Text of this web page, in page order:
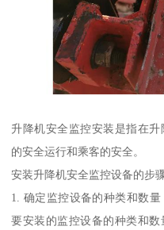
升降机安全监控安装是指在
的安全运行和乘客的安全。
安装升降机安全监控设备的步
1. 确定监控设备的种类和数
要安装的监控设备的种类和